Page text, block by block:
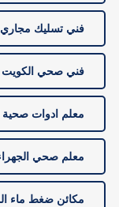
فني تسليك مجاري
فني صحي الكويت
معلم ادوات صحية
معلم صحي
مكائن ضغط ماء